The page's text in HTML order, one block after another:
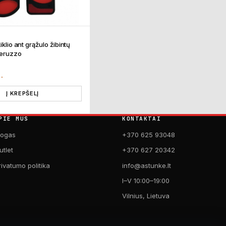
ant grąžulo žibintų
Į KREPŠELĮ
MUS
politika
KONTAKTAI
+370 625 93048
+370 627 20342
info@astunke.lt
I–V 10:00–19:00
Vilnius, Lietuva